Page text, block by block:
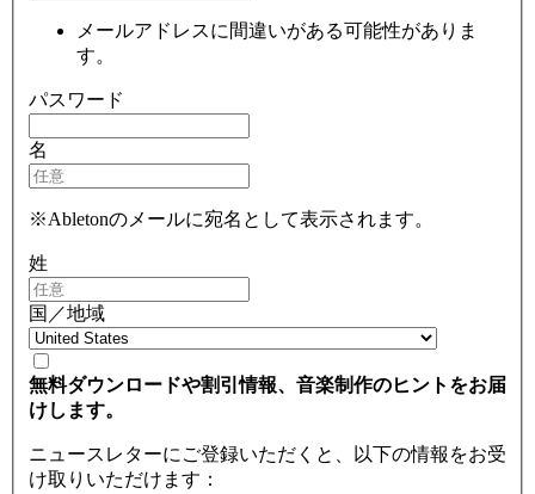
メールアドレスに間違いがある可能性がありま
す。
パスワード
名
※Abletonのメールに宛名として表示されます。
姓
国／地域
無料ダウンロードや割引情報、音楽制作のヒントをお届
けします。
ニュースレターにご登録いただくと、以下の情報をお受
け取りいただけます：